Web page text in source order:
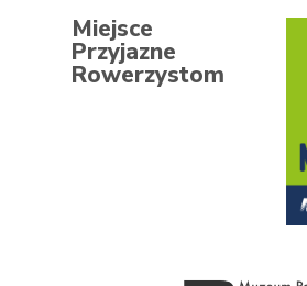
Miejsce
Przyjazne
Rowerzystom